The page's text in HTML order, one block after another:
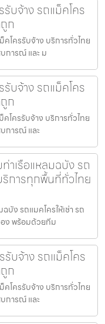
บจ้าง รถแม็คโคร
ก
โครรับจ้าง บริการทั่วไทย
การณ์ และ ม
บจ้าง รถแม็คโคร
ก
คโครรับจ้าง บริการทั่วไทย
การณ์ และ
าเรือแหลมฉบัง รถ
ริการทุกพื้นที่ทั่วไทย
บัง รถแมคโครให้เช่า รถ
อง พร้อมด้วยทีม
รับจ้าง รถแม็คโคร
ก
คโครรับจ้าง บริการทั่วไทย
การณ์ และ